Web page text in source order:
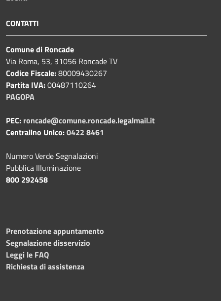
CONTATTI
Comune di Roncade
Via Roma, 53, 31056 Roncade TV
Codice Fiscale:80009430267
Partita IVA:00487110264
PAGOPA
PEC: roncade@comune.roncade.legalmail.it
Centralino Unico:0422 8461
Numero Verde Segnalazioni
Pubblica Illuminazione
800 292458
Prenotazione appuntamento
Segnalazione disservizio
Leggi le FAQ
Richiesta di assistenza